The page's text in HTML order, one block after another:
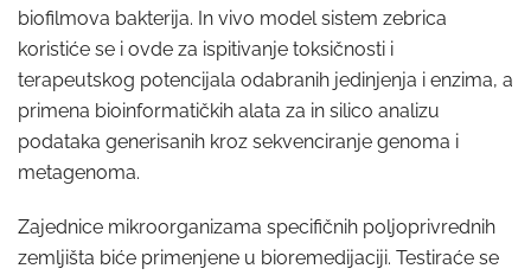
biofilmova bakterija. In vivo model sistem zebrica
koristiće se i ovde za ispitivanje toksičnosti i
terapeutskog potencijala odabranih jedinjenja i enzima, a
primena bioinformatičkih alata za in silico analizu
podataka generisanih kroz sekvenciranje genoma i
metagenoma.
Zajednice mikroorganizama specifičnih poljoprivrednih
zemljišta biće primenjene u bioremedijaciji. Testiraće se